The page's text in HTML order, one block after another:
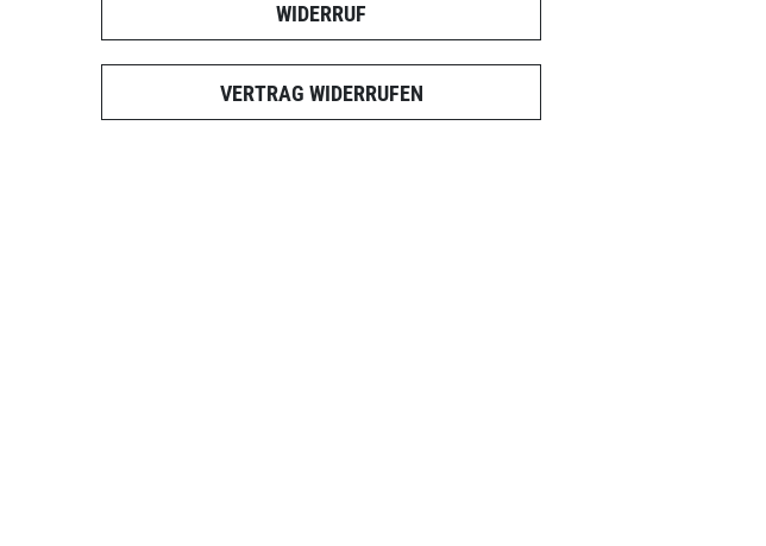
WIDERRUF
VERTRAG WIDERRUFEN